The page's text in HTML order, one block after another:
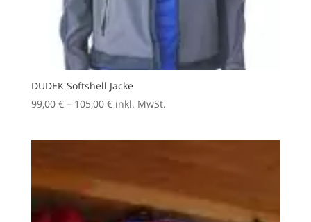
DUDEK Softshell Jacke
99,00 € – 105,00 €Preisspanne:
inkl. MwSt.